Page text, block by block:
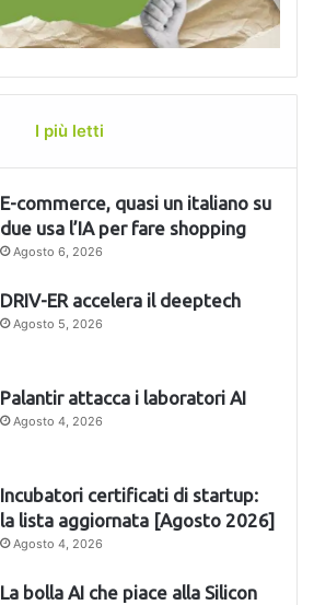
I più letti
E-commerce, quasi un italiano su
due usa l’IA per fare shopping
Agosto 6, 2026
DRIV-ER accelera il deeptech
Agosto 5, 2026
Palantir attacca i laboratori AI
Agosto 4, 2026
Incubatori certificati di startup:
la lista aggiornata [Agosto 2026]
Agosto 4, 2026
La bolla AI che piace alla Silicon